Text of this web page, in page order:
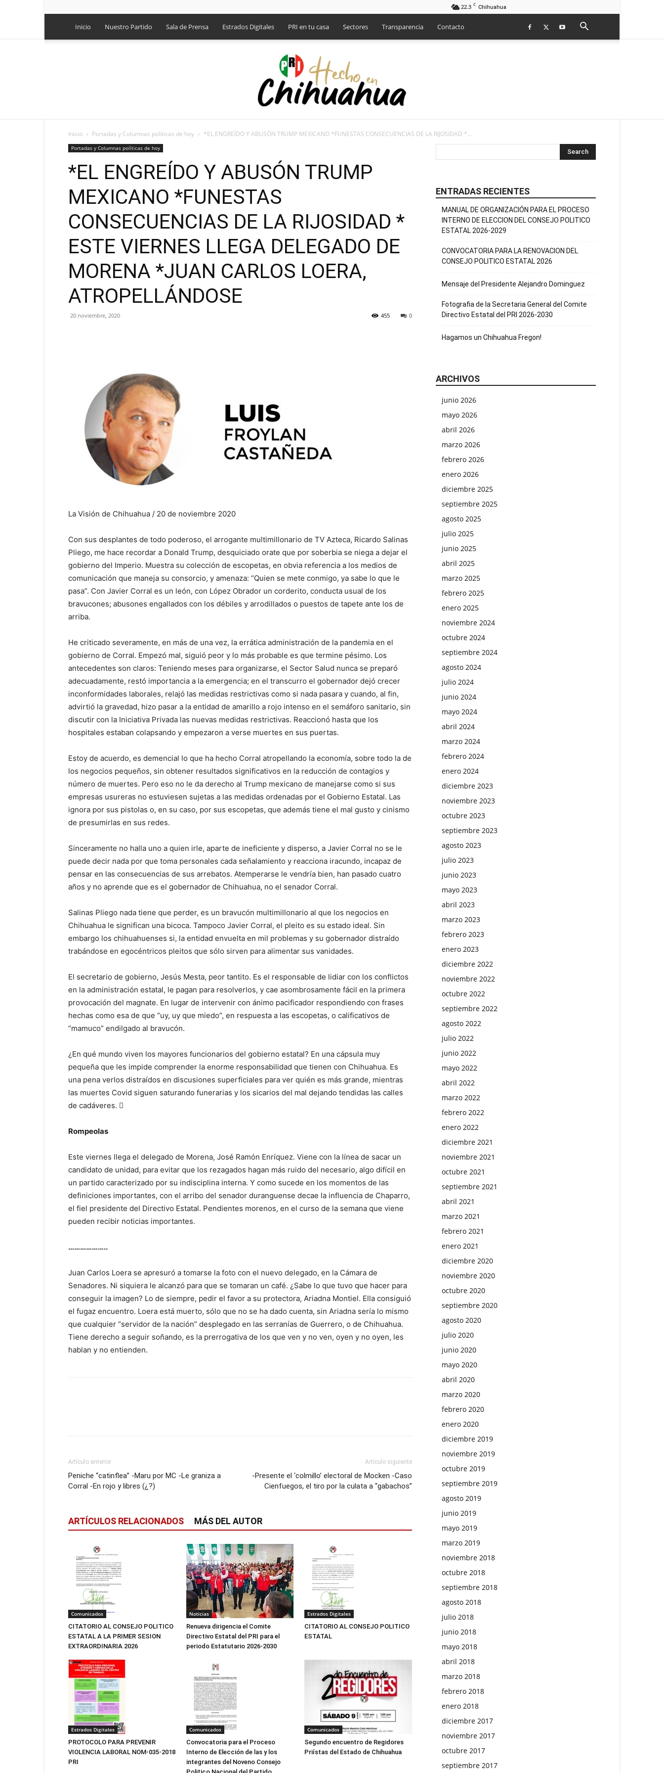
22.3 C Chihuahua
Inicio Nuestro Partido Sala de Prensa Estrados Digitales PRI en tu casa Sectores Transparencia Contacto
|
Inicio Portadas y Columnas políticas de hoy *EL ENGREÍDO Y ABUSÓN TRUMP MEXICANO *FUNESTAS CONSECUENCIAS DE LA RIJOSIDAD *...
Portadas y Columnas políticas de hoy
*EL ENGREÍDO Y ABUSÓN TRUMP
MEXICANO *FUNESTAS
CONSECUENCIAS DE LA RIJOSIDAD *
ESTE VIERNES LLEGA DELEGADO DE
MORENA *JUAN CARLOS LOERA,
ATROPELLÁNDOSE
20 noviembre, 2020 0
455
La Visión de Chihuahua / 20 de noviembre 2020
Con sus desplantes de todo poderoso, el arrogante multimillonario de TV Azteca, Ricardo Salinas
Pliego, me hace recordar a Donald Trump, desquiciado orate que por soberbia se niega a dejar el
gobierno del Imperio. Muestra su colección de escopetas, en obvia referencia a los medios de
comunicación que maneja su consorcio, y amenaza: “Quien se mete conmigo, ya sabe lo que le
pasa”. Con Javier Corral es un león, con López Obrador un corderito, conducta usual de los
bravucones; abusones engallados con los débiles y arrodillados o puestos de tapete ante los de
arriba.
He criticado severamente, en más de una vez, la errática administración de la pandemia en el
gobierno de Corral. Empezó mal, siguió peor y lo más probable es que termine pésimo. Los
antecedentes son claros: Teniendo meses para organizarse, el Sector Salud nunca se preparó
adecuadamente, restó importancia a la emergencia; en el transcurro el gobernador dejó crecer
inconformidades laborales, relajó las medidas restrictivas como si nada pasara y cuando, al fin,
advirtió la gravedad, hizo pasar a la entidad de amarillo a rojo intenso en el semáforo sanitario, sin
discutir con la Iniciativa Privada las nuevas medidas restrictivas. Reaccionó hasta que los
hospitales estaban colapsando y empezaron a verse muertes en sus puertas.
Estoy de acuerdo, es demencial lo que ha hecho Corral atropellando la economía, sobre todo la de
los negocios pequeños, sin obtener resultados significativos en la reducción de contagios y
número de muertes. Pero eso no le da derecho al Trump mexicano de manejarse como si sus
empresas usureras no estuviesen sujetas a las medidas ordenadas por el Gobierno Estatal. Las
ignora por sus pistolas o, en su caso, por sus escopetas, que además tiene el mal gusto y cinismo
de presumirlas en sus redes.
Sinceramente no halla uno a quien irle, aparte de ineficiente y disperso, a Javier Corral no se le
puede decir nada por que toma personales cada señalamiento y reacciona iracundo, incapaz de
pensar en las consecuencias de sus arrebatos. Atemperarse le vendría bien, han pasado cuatro
años y no aprende que es el gobernador de Chihuahua, no el senador Corral.
Salinas Pliego nada tiene que perder, es un bravucón multimillonario al que los negocios en
Chihuahua le significan una bicoca. Tampoco Javier Corral, el pleito es su estado ideal. Sin
embargo los chihuahuenses si, la entidad envuelta en mil problemas y su gobernador distraído
trabándose en egocéntricos pleitos que sólo sirven para alimentar sus vanidades.
El secretario de gobierno, Jesús Mesta, peor tantito. Es el responsable de lidiar con los conflictos
en la administración estatal, le pagan para resolverlos, y cae asombrosamente fácil en la primera
provocación del magnate. En lugar de intervenir con ánimo pacificador respondiendo con frases
hechas como esa de que “uy, uy que miedo”, en respuesta a las escopetas, o calificativos de
“mamuco” endilgado al bravucón.
¿En qué mundo viven los mayores funcionarios del gobierno estatal? En una cápsula muy
pequeña que les impide comprender la enorme responsabilidad que tienen con Chihuahua. Es
una pena verlos distraídos en discusiones superficiales para ver quién es más grande, mientras
las muertes Covid siguen saturando funerarias y los sicarios del mal dejando tendidas las calles
de cadáveres. 
Rompeolas
Este viernes llega el delegado de Morena, José Ramón Enríquez. Viene con la línea de sacar un
candidato de unidad, para evitar que los rezagados hagan más ruido del necesario, algo difícil en
un partido caracterizado por su indisciplina interna. Y como sucede en los momentos de las
definiciones importantes, con el arribo del senador duranguense decae la influencia de Chaparro,
el fiel presidente del Directivo Estatal. Pendientes morenos, en el curso de la semana que viene
pueden recibir noticias importantes.
………………..
Juan Carlos Loera se apresuró a tomarse la foto con el nuevo delegado, en la Cámara de
Senadores. Ni siquiera le alcanzó para que se tomaran un café. ¿Sabe lo que tuvo que hacer para
conseguir la imagen? Lo de siempre, pedir el favor a su protectora, Ariadna Montiel. Ella consiguió
el fugaz encuentro. Loera está muerto, sólo que no se ha dado cuenta, sin Ariadna sería lo mismo
que cualquier “servidor de la nación” desplegado en las serranías de Guerrero, o de Chihuahua.
Tiene derecho a seguir soñando, es la prerrogativa de los que ven y no ven, oyen y no oyen, les
hablan y no entienden.
Artículo anterior
Peniche “catinflea” -Maru por MC -Le graniza a
Corral -En rojo y libres (¿?)
Artículo siguiente
-Presente el ‘colmillo’ electoral de Mocken -Caso
Cienfuegos, el tiro por la culata a “gabachos”
ARTÍCULOS RELACIONADOS MÁS DEL AUTOR
Comunicados
CITATORIO AL CONSEJO POLITICO
ESTATAL A LA PRIMER SESION
EXTRAORDINARIA 2026
Noticias
Renueva dirigencia el Comite
Directivo Estatal del PRI para el
periodo Estatutario 2026-2030
Estrados Digitales
CITATORIO AL CONSEJO POLITICO
ESTATAL
Estrados Digitales
PROTOCOLO PARA PREVENIR
VIOLENCIA LABORAL NOM-035-2018
PRI
Comunicados
Convocatoria para el Proceso
Interno de Elección de las y los
integrantes del Noveno Consejo
Comunicados
Segundo encuentro de Regidores
Priístas del Estado de Chihuahua
ENTRADAS RECIENTES
MANUAL DE ORGANIZACIÓN PARA EL PROCESO
INTERNO DE ELECCION DEL CONSEJO POLITICO
ESTATAL 2026-2029
CONVOCATORIA PARA LA RENOVACION DEL
CONSEJO POLITICO ESTATAL 2026
Mensaje del Presidente Alejandro Dominguez
Fotografia de la Secretaria General del Comite
Directivo Estatal del PRI 2026-2030
Hagamos un Chihuahua Fregon!
ARCHIVOS
junio 2026
mayo 2026
abril 2026
marzo 2026
febrero 2026
enero 2026
diciembre 2025
septiembre 2025
agosto 2025
julio 2025
junio 2025
abril 2025
marzo 2025
febrero 2025
enero 2025
noviembre 2024
octubre 2024
septiembre 2024
agosto 2024
julio 2024
junio 2024
mayo 2024
abril 2024
marzo 2024
febrero 2024
enero 2024
diciembre 2023
noviembre 2023
octubre 2023
septiembre 2023
agosto 2023
julio 2023
junio 2023
mayo 2023
abril 2023
marzo 2023
febrero 2023
enero 2023
diciembre 2022
noviembre 2022
octubre 2022
septiembre 2022
agosto 2022
julio 2022
junio 2022
mayo 2022
abril 2022
marzo 2022
febrero 2022
enero 2022
diciembre 2021
noviembre 2021
octubre 2021
septiembre 2021
abril 2021
marzo 2021
febrero 2021
enero 2021
diciembre 2020
noviembre 2020
octubre 2020
septiembre 2020
agosto 2020
julio 2020
junio 2020
mayo 2020
abril 2020
marzo 2020
febrero 2020
enero 2020
diciembre 2019
noviembre 2019
octubre 2019
septiembre 2019
agosto 2019
junio 2019
mayo 2019
marzo 2019
noviembre 2018
octubre 2018
septiembre 2018
agosto 2018
julio 2018
junio 2018
mayo 2018
abril 2018
marzo 2018
febrero 2018
enero 2018
diciembre 2017
noviembre 2017
octubre 2017
septiembre 2017